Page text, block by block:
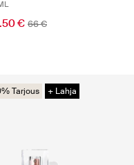
€ 66 €
Tarjous + Lahja